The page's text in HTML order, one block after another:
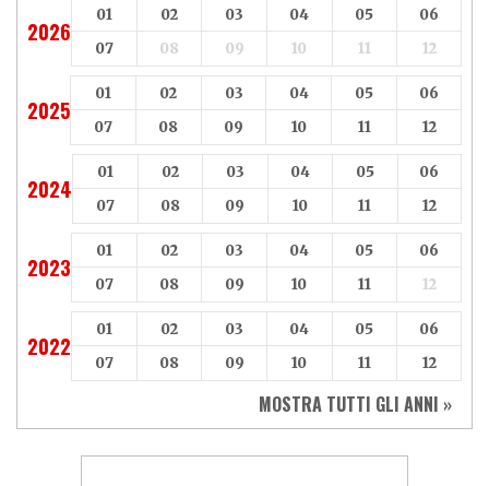
2026
01 02 03 04 05
06
07
08 09 10 11 12
2025
01 02 03 04 05
06
07
08 09 10 11 12
2024
01 02 03 04 05
06
07
08 09 10 11 12
2023
01 02 03 04 05
06
07
08 09 10 11 12
2022
01 02 03 04 05
06
07
08 09 10 11 12
MOSTRA TUTTI GLI ANNI »